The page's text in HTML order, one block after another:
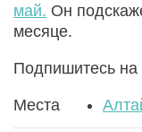
май. Он
месяце.
Подпишитесь на
Места